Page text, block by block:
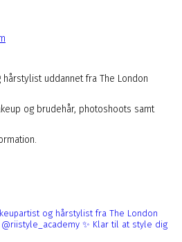
uddannet fra The London
og brudehår, photoshoots samt
og hårstylist fra The London
✨ Klar til at style dig